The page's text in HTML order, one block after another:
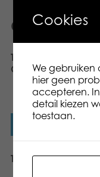
Tactic Rustic
Chinese Checkers
Tactic Dicetto dice
Cookies
We gebruiken
hier geen
accepteren.
detail kiezen
toestaan.